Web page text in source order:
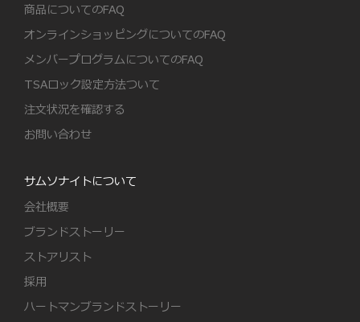
商品についてのFAQ
オンラインショッピングについてのFAQ
メンバープログラムについてのFAQ
TSAロック設定方法ついて
注文状況を確認する
お問い合わせ
サムソナイトについて
会社概要
ブランドストーリー
ストアリスト
採用
ハートマンブランドストーリー